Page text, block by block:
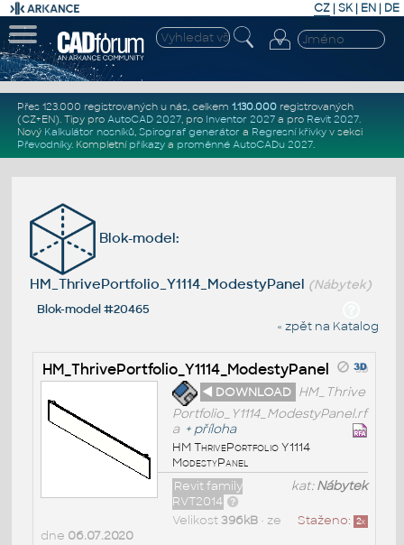
CZ | SK| EN | DE
Přes 123.000 registrovaných u nás, celkem 1.130.000registrovaných
(CZ+EN). Tipy pro AutoCAD 2027, pro Inventor 2027a pro Revit 2027.
Nový Kalkulátor nosníků, Spirograf generátor a Regresní křivkyv sekci
Převodníky. Kompletní příkazya proměnné AutoCADu 2027.
Blok-model:
HM_ThrivePortfolio_Y1114_ModestyPanel (Nábytek)
Blok-model #20465
« zpět na Katalog
HM_ThrivePortfolio_Y1114_ModestyPanel
◄ DOWNLOAD HM_Thrive
Portfolio_Y1114_ModestyPanel.rf
a + příloha
HM ThrivePortfolio Y1114
ModestyPanel
kat:Nábytek
Revit family
RVT2014
Staženo: 2x
Velikost396kB• ze
dne 06.07.2020